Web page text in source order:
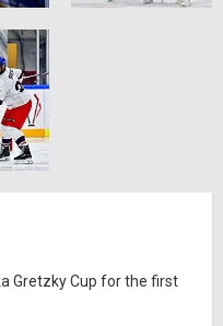
Gretzky Cup for the first